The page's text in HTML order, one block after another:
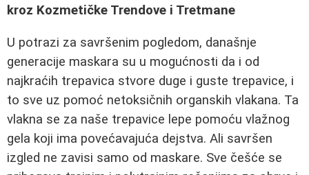
kroz Kozmetičke Trendove i Tretmane
U potrazi za savršenim pogledom, današnje
generacije maskara su u mogućnosti da i od
najkraćih trepavica stvore duge i guste trepavice, i
to sve uz pomoć netoksičnih organskih vlakana. Ta
vlakna se za naše trepavice lepe pomoću vlažnog
gela koji ima povećavajuća dejstva. Ali savršen
izgled ne zavisi samo od maskare. Sve češće se